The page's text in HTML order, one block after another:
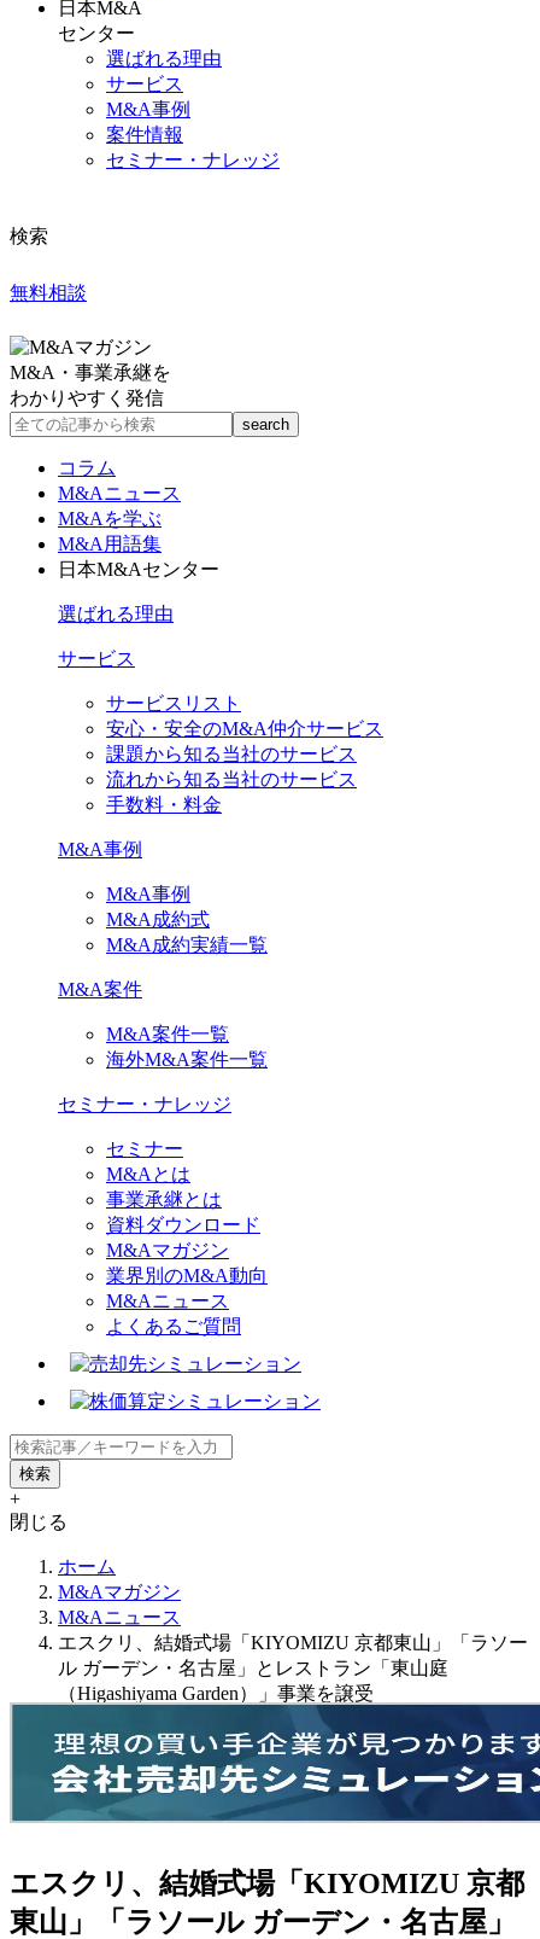
日本M&A
センター
選ばれる理由
サービス
M&A事例
案件情報
セミナー・ナレッジ
検索
無料相談
M&A・事業承継を
わかりやすく発信
コラム
M&Aニュース
M&Aを学ぶ
M&A用語集
日本M&Aセンター
選ばれる理由
サービス
サービスリスト
安心・安全のM&A仲介サービス
課題から知る当社のサービス
流れから知る当社のサービス
手数料・料金
M&A事例
M&A事例
M&A成約式
M&A成約実績一覧
M&A案件
M&A案件一覧
海外M&A案件一覧
セミナー・ナレッジ
セミナー
M&Aとは
事業承継とは
資料ダウンロード
M&Aマガジン
業界別のM&A動向
M&Aニュース
よくあるご質問
+
閉じる
ホーム
M&Aマガジン
M&Aニュース
エスクリ、結婚式場「KIYOMIZU 京都東山」「ラソー
ル ガーデン・名古屋」とレストラン「東山庭
（Higashiyama Garden）」事業を譲受
エスクリ、結婚式場「KIYOMIZU 京都
東山」「ラソール ガーデン・名古屋」